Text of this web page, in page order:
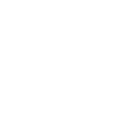
para seguir a